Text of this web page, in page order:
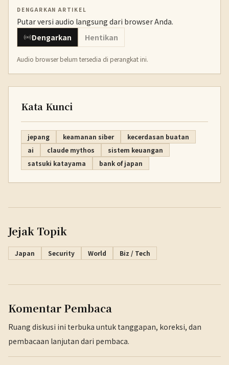
DENGARKAN ARTIKEL
Putar versi audio langsung dari browser Anda.
Dengarkan
Hentikan
Audio browser belum tersedia di perangkat ini.
Kata Kunci
jepang keamanan siber
kecerdasan buatan
ai
claude mythos
sistem keuangan
satsuki katayama
bank of japan
Jejak Topik
Japan Security World Biz / Tech
Komentar Pembaca
Ruang diskusi ini terbuka untuk tanggapan, koreksi, dan
pembacaan lanjutan dari pembaca.